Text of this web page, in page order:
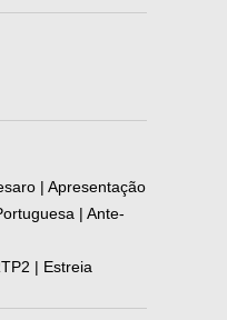
| Apresentação
| Ante-
| Estreia